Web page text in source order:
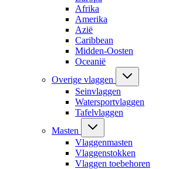
Afrika
Amerika
Azië
Caribbean
Midden-Oosten
Oceanië
Overige vlaggen
Seinvlaggen
Watersportvlaggen
Tafelvlaggen
Masten
Vlaggenmasten
Vlaggenstokken
Vlaggen toebehoren